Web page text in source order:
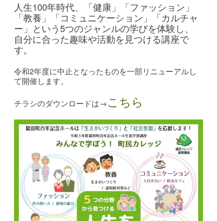
人生100年時代、「健康」「ファッション」
「教養」「コミュニケーション」「カルチャ
ー」という5つのジャンルの学びを体験し、
自分に合った趣味や活動を見つける講座で
す。
令和2年度に中止となったものを一部リニューアルし
て開催します。
チラシのダウンロードは→こちら